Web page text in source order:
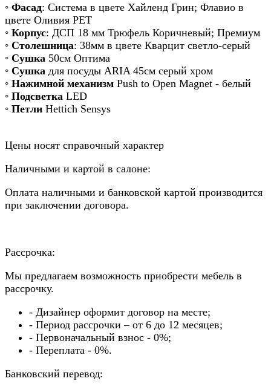
◦ Фасад: Система в цвете Хайленд Грин; Флавио в
цвете Оливия РЕТ
◦ Корпус: ДСП 18 мм Трюфель Коричневый; Премиум
◦ Столешница: 38мм в цвете Кварцит светло-серый
◦ Сушка 50см Оптима
◦ Сушка для посуды ARIA 45см серый хром
◦ Нажимной механизм Push to Open Magnet - белый
◦ Подсветка LED
◦ Петли Hettich Sensys
Цены носят справочный характер
Наличными и картой в салоне:
Оплата наличными и банковской картой производится
при заключении договора.
Рассрочка:
Мы предлагаем возможность приобрести мебель в
рассрочку.
- Дизайнер оформит договор на месте;
- Период рассрочки – от 6 до 12 месяцев;
- Первоначальный взнос - 0%;
- Переплата - 0%.
Банковский перевод: